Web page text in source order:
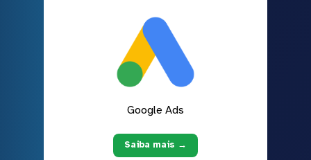
Google Ads
Saiba mais →